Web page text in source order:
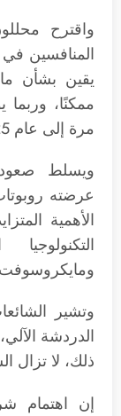
واقترح
المنافسين
ممكنًا، وربما
مرة إلى عام 2025 أو بعد ذلك.
ويسلط صعود
الأهمية
وتشير
ذلك، لا تزال
إن اهتمام